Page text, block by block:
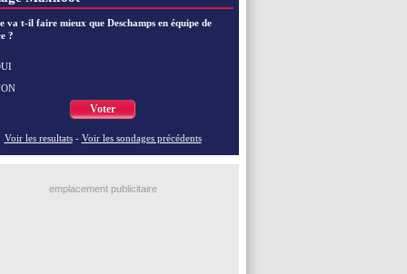
: Zidane pense déjà à un retour de Mendy
: le message de Mbappé à Zidane
va t-il faire mieux que Deschamps en équipe de
?
Voter
Voir les resultats - Voir les sondages précédents
emplacement publicitaire